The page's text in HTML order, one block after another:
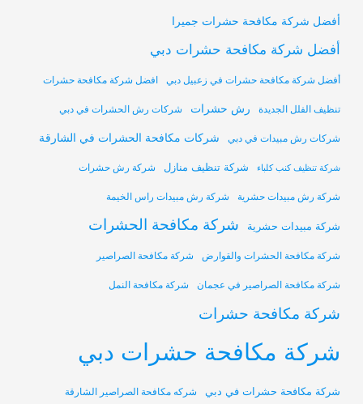
أفضل شركة مكافحة حشرات جميرا
أفضل شركة مكافحة حشرات دبي
أفضل شركة مكافحة حشرات في زعبيل دبي افضل شركة مكافحة حشرات
تنظيف الفلل الجديدة رش حشرات شركات رش الحشرات في دبي
شركات رش مبيدات في دبي شركات مكافحة الحشرات في الشارقة
شركة تنظيف كنب كلباء شركة تنظيف منازل شركة رش حشرات
شركة رش مبيدات حشرية شركة رش مبيدات راس الخيمة
شركة مبيدات حشرية شركة مكافحة الحشرات
شركة مكافحة الحشرات والقوارض شركة مكافحة الصراصير
شركة مكافحة الصراصير في عجمان شركة مكافحة النمل
شركة مكافحة حشرات
شركة مكافحة حشرات دبي
شركة مكافحة حشرات في دبي شركه مكافحة الصراصير الشارقة